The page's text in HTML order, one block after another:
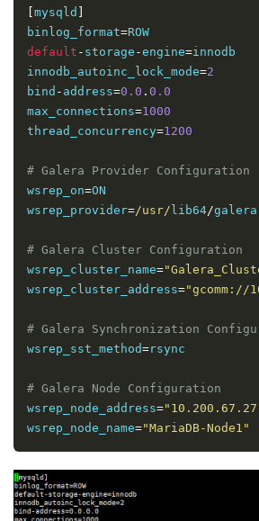
[mysqld ]
binlog_format=
default - storage -engine=innodb
innodb_autoinc_lock_mode=2
bind - address=0.0 . 0.0
max_connections=1000
thread_concurrency=1200
# Galera Provider Configuration
wsrep_on=ON
wsrep_provider=/usr/lib64/galera
# Galera Cluster Configuration
wsrep_cluster_name=
wsrep_cluster_address="gcomm://
# Galera Synchronization
wsrep_sst_method=rsync
# Galera Node Configuration
wsrep_node_address=
wsrep_node_name="MariaDB-Node1"